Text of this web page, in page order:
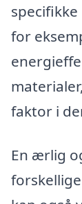
for
faktor i
En ærlig